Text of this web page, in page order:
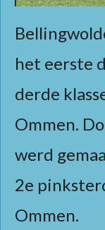
het eerste
derde
Ommen.
werd
2e
Ommen.